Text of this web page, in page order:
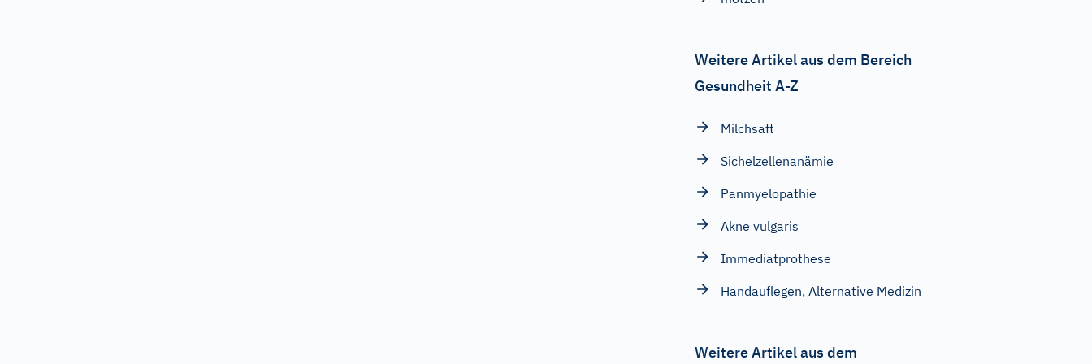
Weitere Artikel aus dem Bereich
Gesundheit A-Z
Milchsaft
Sichelzellenanämie
Panmyelopathie
Akne vulgaris
Immediatprothese
Handauflegen, Alternative Medizin
Weitere Artikel aus dem